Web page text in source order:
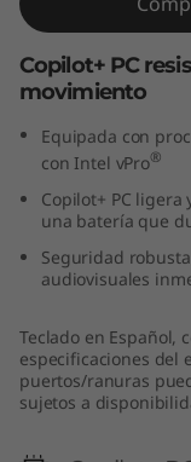
eCopilot+ PC
movimiento
Equipada con
con Intel vPro®
Copilot+ PC
una batería que
Seguridad
audiovisuales
Teclado en Español,
especificaciones del
puertos/ranuras
sujetos a